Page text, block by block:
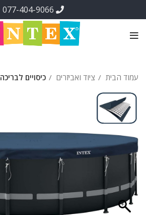
עמוד הבית ציוד ואביזרים כיסויים לבריכה